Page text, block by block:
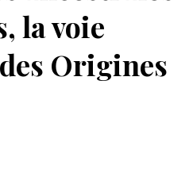
la voie
Origines